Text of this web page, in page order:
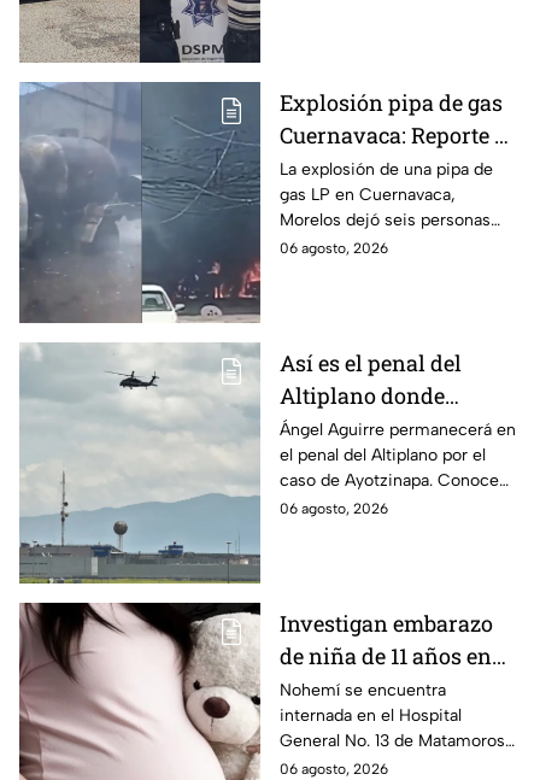
Explosión pipa de gas
Cuernavaca: Reporte de
víctimas tras estallido
en Morelos
La explosión de una pipa de
gas LP en Cuernavaca,
Morelos dejó seis personas
hospitalizadas. IMSS informó
06 agosto, 2026
Así es el penal del
Altiplano donde
permanecerá Ángel
Aguirre por caso
Ayotzinapa
Ángel Aguirre permanecerá en
el penal del Altiplano por el
caso de Ayotzinapa. Conoce
dónde está, cómo es esta
06 agosto, 2026
Investigan embarazo
de niña de 11 años en
Matamoros,
Tamaulipas; ¿qué pasó
con Nohemí?
Nohemí se encuentra
internada en el Hospital
General No. 13 de Matamoros
tras complicaciones por un
06 agosto, 2026